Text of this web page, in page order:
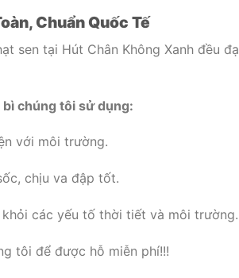
Chuẩn Quốc Tế
sen tại Hút Chân Không Xanh đều
chúng tôi sử dụng:
với môi trường.
chịu va đập tốt.
khỏi các yếu tố thời tiết và môi trường.
tôi để được hỗ miễn phí!!!